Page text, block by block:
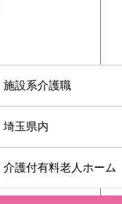
施設系介護職
埼玉県内
介護付有料老人ホーム